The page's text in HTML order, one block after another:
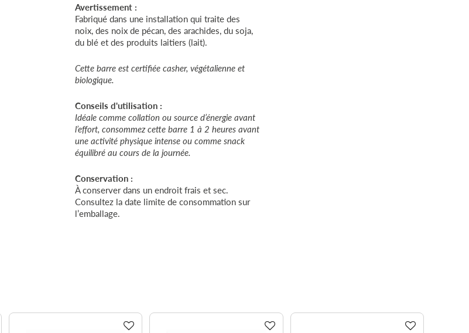
Avertissement :
Fabriqué dans une installation qui traite des
noix, des noix de pécan, des arachides, du soja,
du blé et des produits laitiers (lait).
Cette barre est certifiée casher, végétalienne et
biologique.
Conseils d'utilisation :
Idéale comme collation ou source d’énergie avant
l’effort, consommez cette barre 1 à 2 heures avant
une activité physique intense ou comme snack
équilibré au cours de la journée.
Conservation :
À conserver dans un endroit frais et sec.
Consultez la date limite de consommation sur
l’emballage.